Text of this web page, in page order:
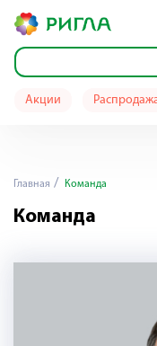
Акции
Главная Команда
Команда